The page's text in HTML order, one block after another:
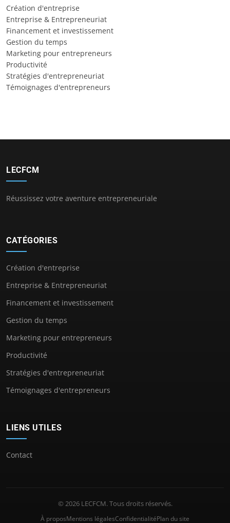
Création d'entreprise
Entreprise & Entrepreneuriat
Financement et investissement
Gestion du temps
Marketing pour entrepreneurs
Productivité
Stratégies d'entrepreneuriat
Témoignages d'entrepreneurs
LECFCM
Réussissez votre aventure entrepreneuriale
CATÉGORIES
Création d'entreprise
Entreprise & Entrepreneuriat
Financement et investissement
Gestion du temps
Marketing pour entrepreneurs
Productivité
Stratégies d'entrepreneuriat
Témoignages d'entrepreneurs
LIENS UTILES
Contact
© 2026 LECFCM. Tous droits réservés.
À proposMentions légalesConfidentialitéPlan du site